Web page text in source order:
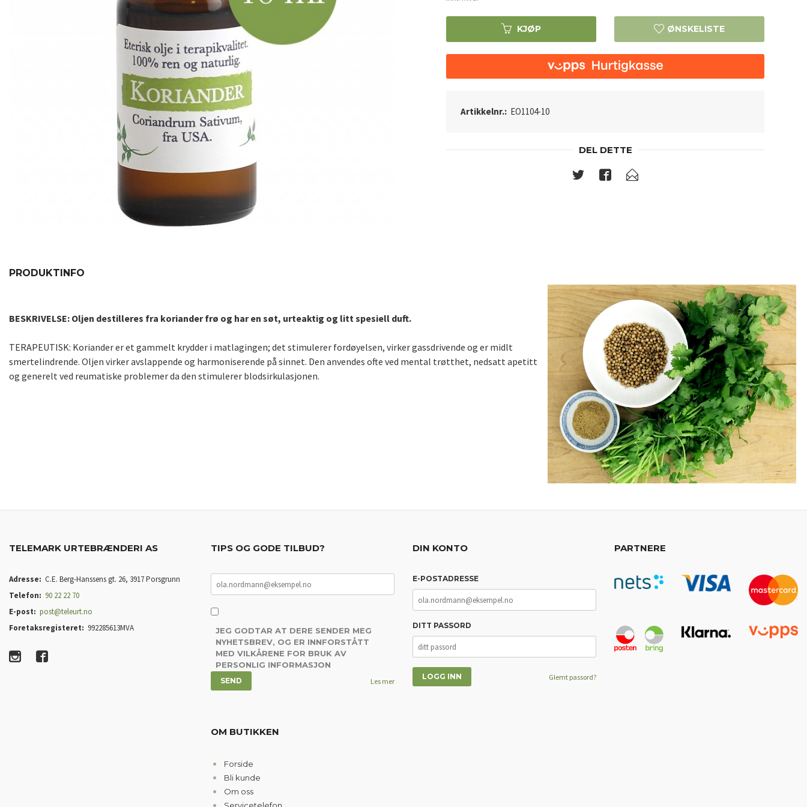
KJØP ØNSKELISTE
Artikkelnr.: EO1104-10
DEL DETTE
PRODUKTINFO
BESKRIVELSE: Oljen destilleres fra koriander frø og har en søt, urteaktig og litt spesiell duft.
TERAPEUTISK: Koriander er et gammelt krydder i matlagingen; det stimulerer fordøyelsen, virker gassdrivende og er midlt
smertelindrende. Oljen virker avslappende og harmoniserende på sinnet. Den anvendes ofte ved mental trøtthet, nedsatt apetitt
og generelt ved reumatiske problemer da den stimulerer blodsirkulasjonen.
TELEMARK URTEBRÆNDERI AS
Adresse: C.E. Berg-Hanssens gt. 26, 3917 Porsgrunn
Telefon: 90 22 22 70
E-post: post@teleurt.no
Foretaksregisteret: 992285613MVA
TIPS OG GODE TILBUD?
JEG GODTAR AT DERE SENDER MEG
NYHETSBREV, OG ER INNFORSTÅTT
MED VILKÅRENE FOR BRUK AV
PERSONLIG INFORMASJON
Les mer
OM BUTIKKEN
Forside
Bli kunde
Om oss
DIN KONTO
E-POSTADRESSE
DITT PASSORD
Glemt passord?
PARTNERE